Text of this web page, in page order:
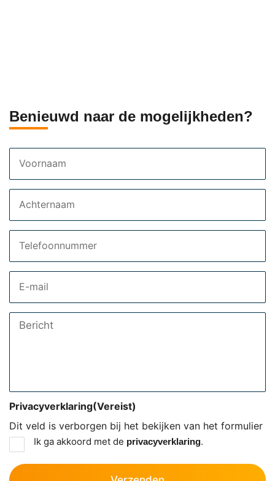
Benieuwd naar de mogelijkheden?
Bericht
Dit veld is verborgen bij het bekijken van het formulier
Privacyverklaring(Vereist)
Ik ga akkoord met de privacyverklaring.